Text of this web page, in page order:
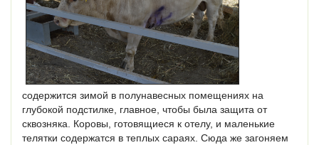
содержится зимой в полунавесных помещениях на
глубокой подстилке, главное, чтобы была защита от
сквозняка. Коровы, готовящиеся к отелу, и маленькие
телятки содержатся в теплых сараях. Сюда же загоняем